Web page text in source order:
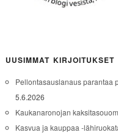
UUSIMMAT KIRJOITUKSET
Pellontasauslanaus parantaa
5.6.2026
Kaukanaronojan
Kasvua ja kauppaa -